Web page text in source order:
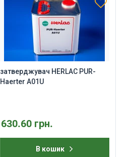
затверджувач HERLAC PUR-
Haerter A01U
630.60 грн.
В кошик